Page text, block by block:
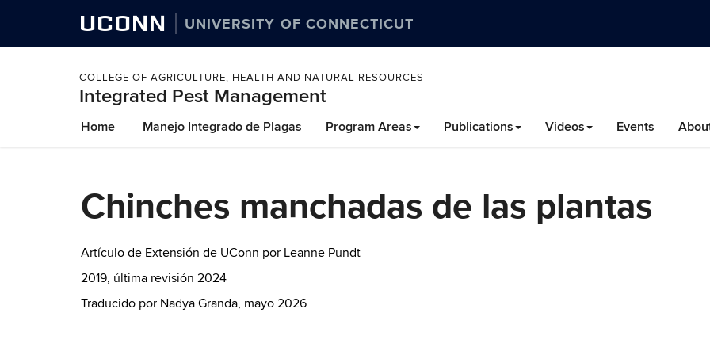
UCONN UNIVERSITY OF CONNECTICUT
COLLEGE OF AGRICULTURE, HEALTH AND NATURAL RESOURCES
Integrated Pest Management
to
content
Home Manejo Integrado de Plagas Program Areas Publications Videos Events
Chinches manchadas de las plantas
Artículo de Extensión de UConn por Leanne Pundt
2019, última revisión 2024
Traducido por Nadya Granda, mayo 2026